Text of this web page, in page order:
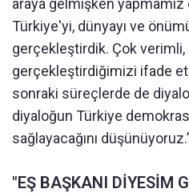
araya gelmişken
Türkiye'yi, dünyayı ve
gerçekleştirdik. Çok verimli,
gerçekleştirdiğimizi ifade
sonraki süreçlerde de
diyaloğun Türkiye
sağlayacağını
"EŞ BAŞKANI DİYESİM